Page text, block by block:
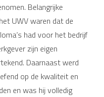
Belangrijke
UWV waren dat de
had voor het bedrijf
zijn eigen
Daarnaast werd
op de kwaliteit en
en was hij volledig